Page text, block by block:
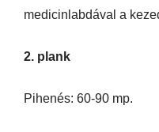
medicinlabdával a
2. plank
Pihenés: 60-90 mp.